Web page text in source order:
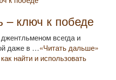
– ключ к победе
всегда и
даже в …«Читать дальше»